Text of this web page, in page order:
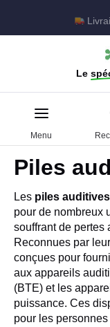
Le
Menu
Piles
Les piles
pour de nombreux
souffrant de pertes
Reconnues par
conçues pour
aux appareils
(BTE) et les
puissance. Ces
pour les